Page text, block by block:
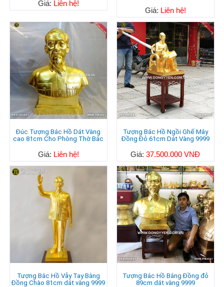
Giá: Liên hệ!
Giá: Liên hệ!
Đúc Tượng Bác Hồ Dát Vàng
cao 81cm Cho Phòng Thờ Bác
Giá: Liên hệ!
Tượng Bác Hồ Ngồi Ghế Mây
Đồng Đỏ 61cm Dát Vàng 9999
Giá:37.500.000 VNĐ
Tượng Bác Hồ Vẫy Tay Bằng
Đồng Chào 81cm dát vàng 9999
Tượng Bác Hồ Bằng Đồng đỏ
89cm dát vàng 9999